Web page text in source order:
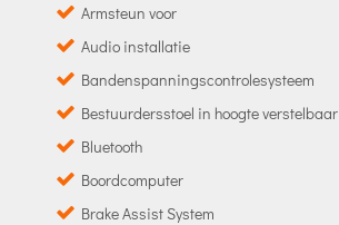
Armsteun voor
Audio installatie
Bandenspanningscontrolesysteem
Bestuurdersstoel in hoogte verstelbaar
Bluetooth
Boordcomputer
Brake Assist System